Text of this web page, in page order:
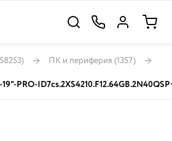
ПК и периферия (1357)
PRO-